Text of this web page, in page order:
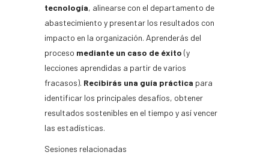
tecnología, alinearse con el departamento de
abastecimiento y presentar los resultados con
impacto en la organización. Aprenderás del
proceso mediante un caso de éxito (y
lecciones aprendidas a partir de varios
fracasos). Recibirás una guía práctica para
identificar los principales desafíos, obtener
resultados sostenibles en el tiempo y así vencer
las estadísticas.
Sesiones relacionadas